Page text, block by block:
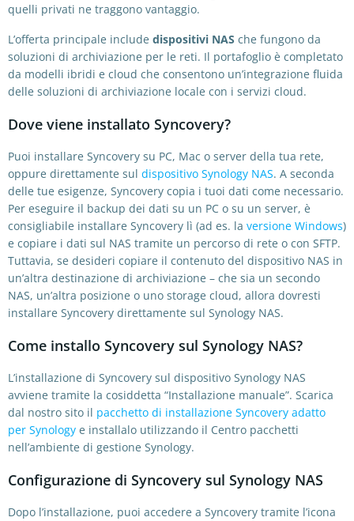
quelli privati ne traggono vantaggio.
L’offerta principale include dispositivi NAS che fungono da
soluzioni di archiviazione per le reti. Il portafoglio è completato
da modelli ibridi e cloud che consentono un’integrazione fluida
delle soluzioni di archiviazione locale con i servizi cloud.
Dove viene installato Syncovery?
Puoi installare Syncovery su PC, Mac o server della tua rete,
oppure direttamente sul dispositivo Synology NAS. A seconda
delle tue esigenze, Syncovery copia i tuoi dati come necessario.
Per eseguire il backup dei dati su un PC o su un server, è
consigliabile installare Syncovery lì (ad es. la versione Windows)
e copiare i dati sul NAS tramite un percorso di rete o con SFTP.
Tuttavia, se desideri copiare il contenuto del dispositivo NAS in
un’altra destinazione di archiviazione – che sia un secondo
NAS, un’altra posizione o uno storage cloud, allora dovresti
installare Syncovery direttamente sul Synology NAS.
Come installo Syncovery sul Synology NAS?
L’installazione di Syncovery sul dispositivo Synology NAS
avviene tramite la cosiddetta “Installazione manuale”. Scarica
dal nostro sito il pacchetto di installazione Syncovery adatto
per Synology e installalo utilizzando il Centro pacchetti
nell’ambiente di gestione Synology.
Configurazione di Syncovery sul Synology NAS
Dopo l’installazione, puoi accedere a Syncovery tramite l’icona